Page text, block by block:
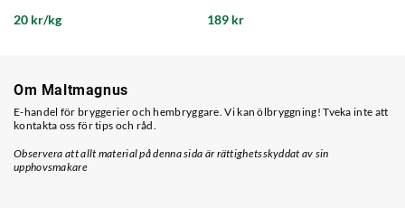
20 kr/kg 189 kr
Om Maltmagnus
E-handel för bryggerier och hembryggare. Vi kan ölbryggning! Tveka inte att
kontakta oss för tips och råd.
Observera att allt material på denna sida är rättighetsskyddat av sin
upphovsmakare